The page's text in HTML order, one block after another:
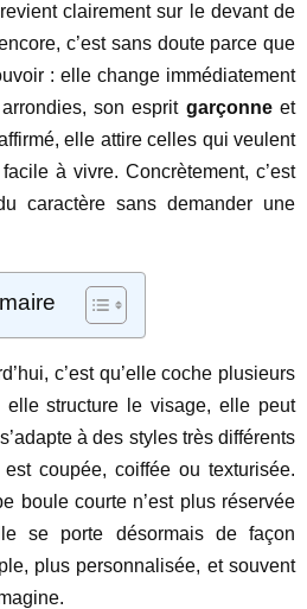
clairement sur le devant de
c’est sans doute parce que
: elle change immédiatement
son esprit garçonneet
elle attire celles qui veulent
à vivre. Concrètement, c’est
caractère sans demander une
c’est qu’elle coche plusieurs
structure le visage, elle peut
à des styles très différents
coupée, coiffée ou texturisée.
boule courte n’est plus réservée
se porte désormais de façon
plus personnalisée, et souvent